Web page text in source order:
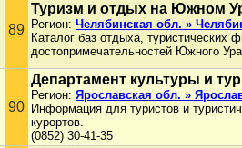
89
Туризм и отдых на Южном
Регион: Челябинская обл. »
Каталог баз отдыха, туристических
достопримечательностей Южного
90
Департамент культуры и
Регион: Ярославская обл. »
Информация для туристов и
курортов.
(0852) 30-41-35